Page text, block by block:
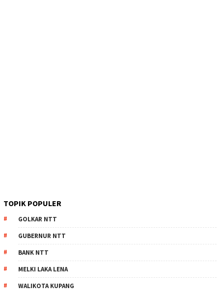
TOPIK POPULER
GOLKAR NTT
GUBERNUR NTT
BANK NTT
MELKI LAKA LENA
WALIKOTA KUPANG